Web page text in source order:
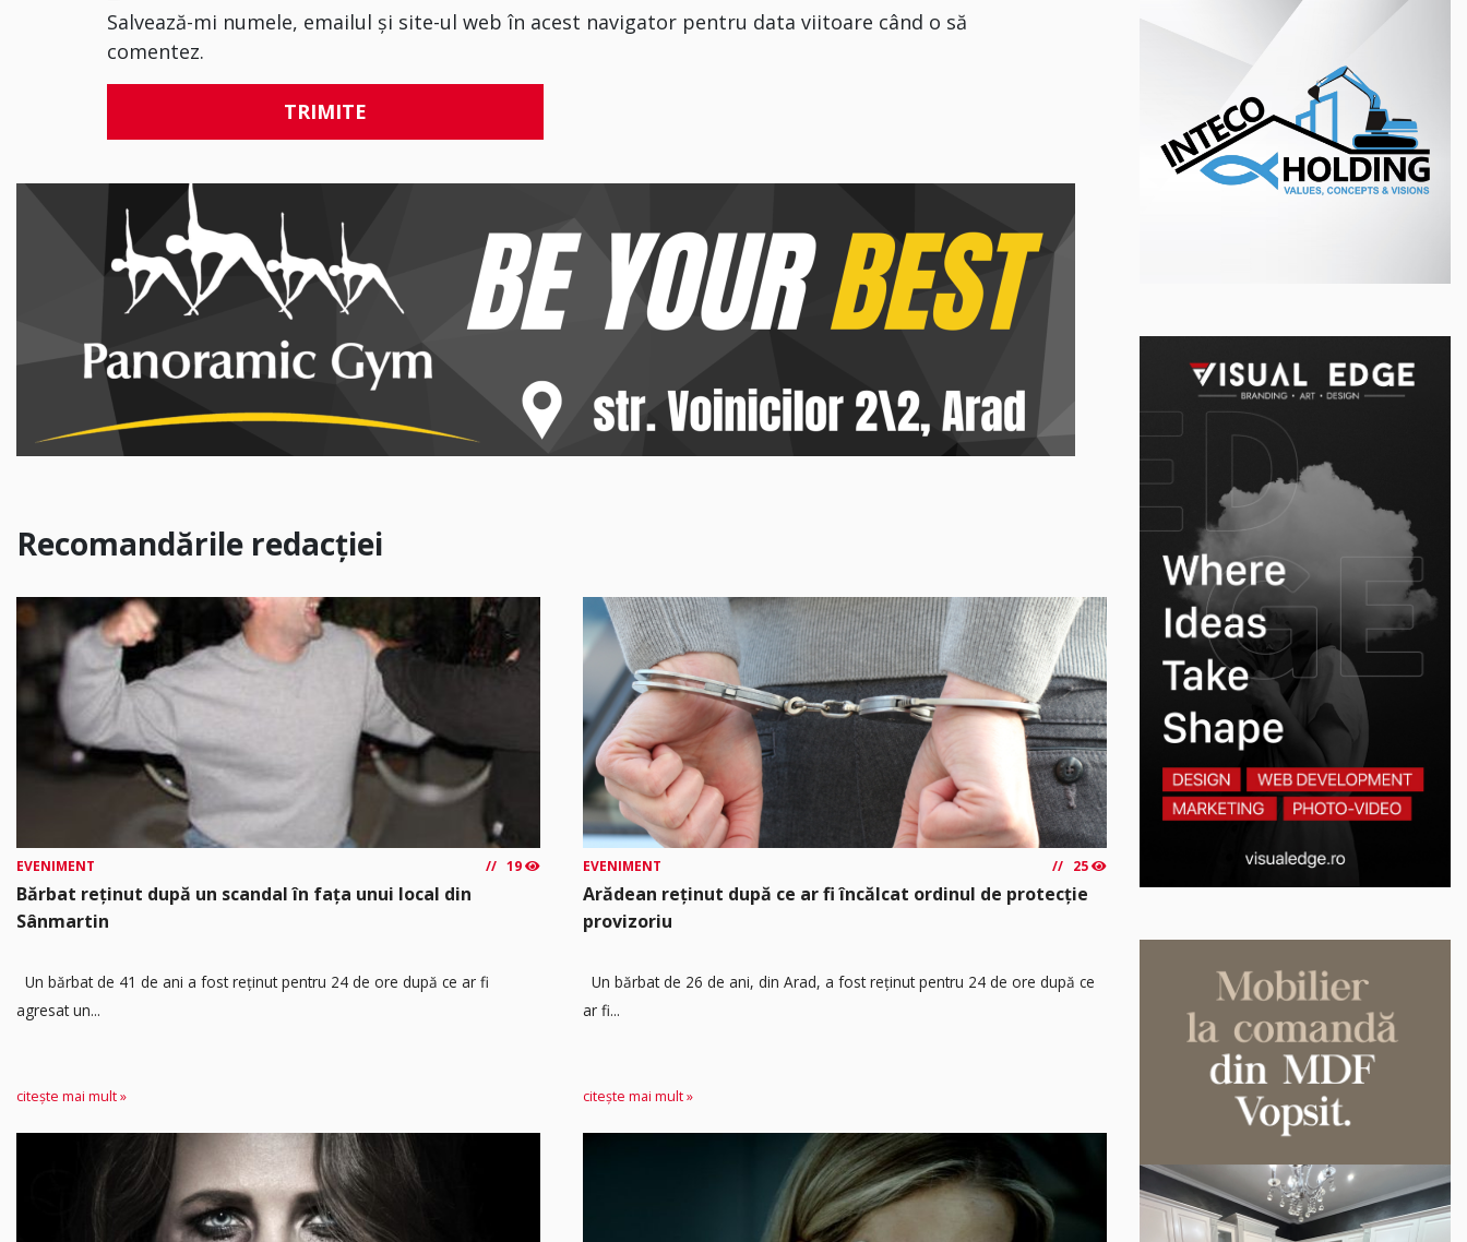
Salvează-mi numele, emailul și site-ul web în acest navigator pentru data viitoare când o să
comentez.
Recomandările redacției
EVENIMENT 19
Bărbat reținut după un scandal în fața unui local din
Sânmartin
Un bărbat de 41 de ani a fost reținut pentru 24 de ore după ce ar fi
agresat un...
citește mai mult »
EVENIMENT 25
Arădean reținut după ce ar fi încălcat ordinul de protecție
provizoriu
Un bărbat de 26 de ani, din Arad, a fost reținut pentru 24 de ore după ce
ar fi...
citește mai mult »